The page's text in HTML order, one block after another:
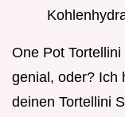
One Pot
genial, oder? Ich
deinen Tortellini